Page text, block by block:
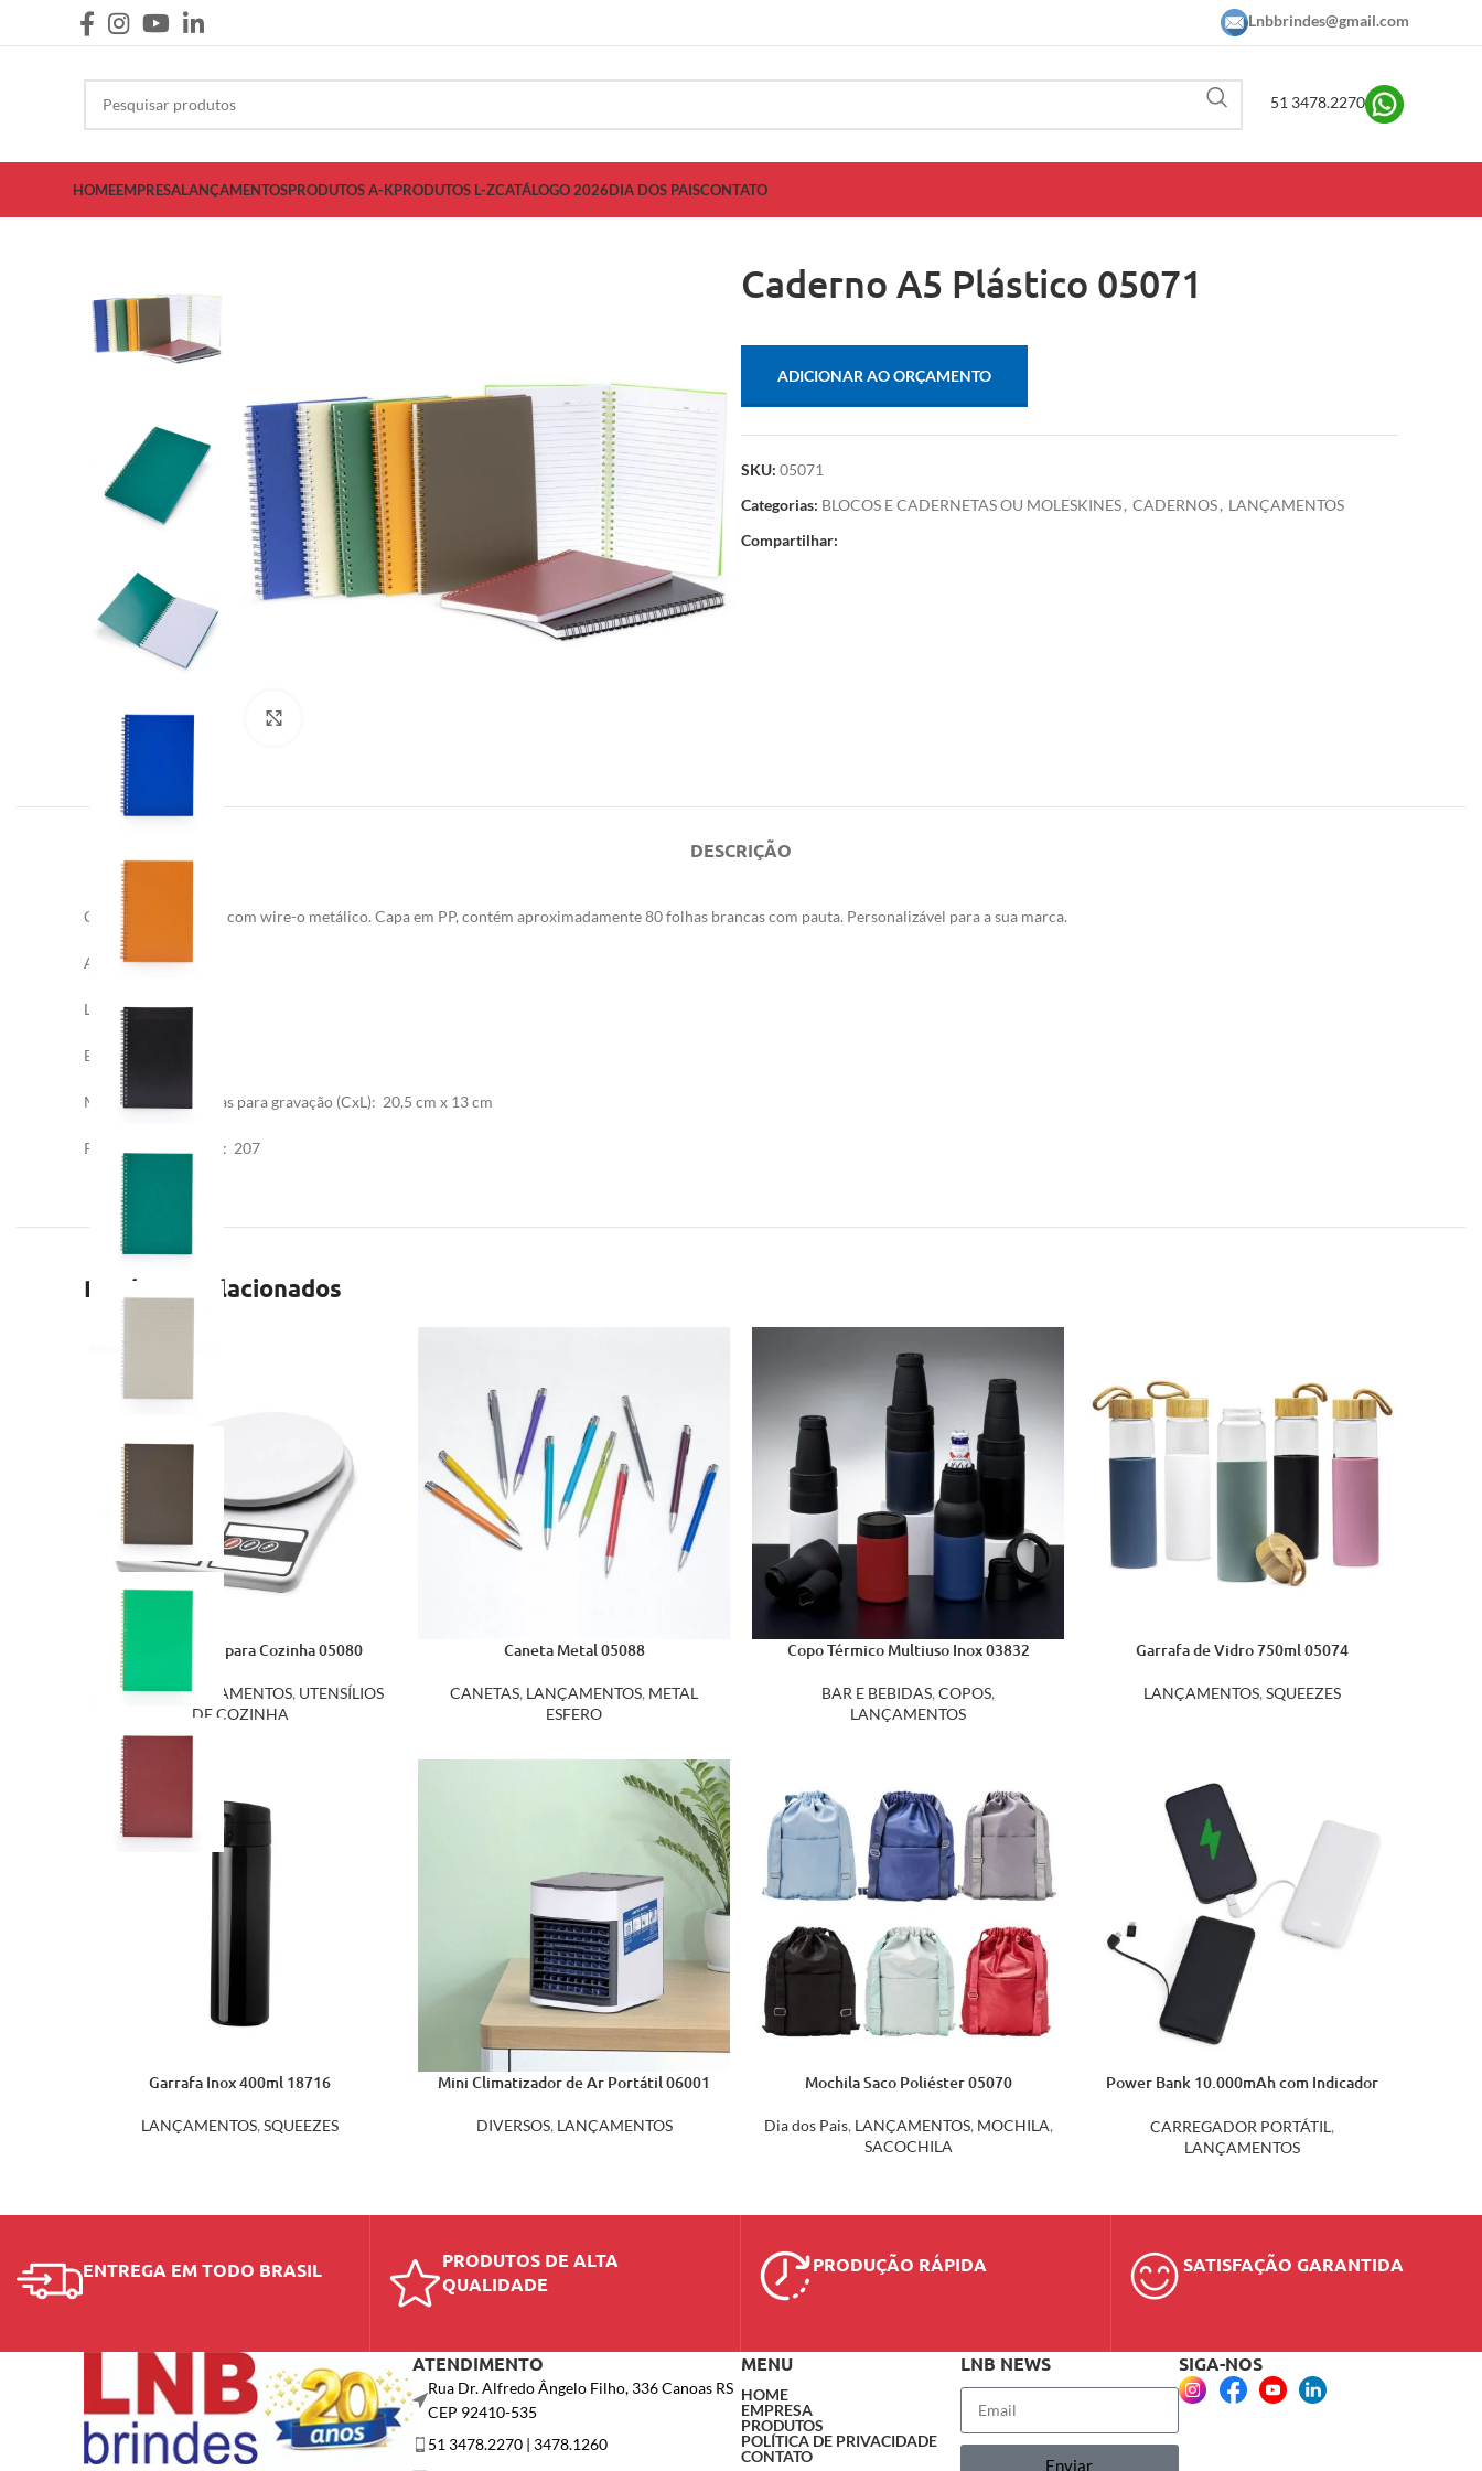
Lnbbrindes@gmail.com
51 3478.2270
HOMEEMPRESALANÇAMENTOSPRODUTOS A-KPRODUTOS L-ZCATÁLOGO 2026DIA DOS PAISCONTATO
Caderno A5 Plástico 05071
ADICIONAR AO ORÇAMENTO
SKU: 05071
Categorias: BLOCOS E CADERNETAS OU MOLESKINES, CADERNOS, LANÇAMENTOS
Compartilhar:
DESCRIÇÃO
Caderno A5 plástico com wire-o metálico. Capa em PP, contém aproximadamente 80 folhas brancas com pauta. Personalizável para a sua marca.
Altura: 21,2 cm
Largura: 15 cm
Espessura
Medidas aproximadas para gravação (CxL): 20,5 cm x 13 cm
Peso aproximado (g): 207
Produtos relacionados
Balança Digital para Cozinha 05080
COZINHA,LANÇAMENTOS, UTENSÍLIOS
DE COZINHA
Caneta Metal 05088
CANETAS, LANÇAMENTOS, METAL
ESFERO
Copo Térmico Multiuso Inox 03832
BAR E BEBIDAS, COPOS,
LANÇAMENTOS
Garrafa de Vidro 750ml 05074
LANÇAMENTOS, SQUEEZES
Garrafa Inox 400ml 18716
LANÇAMENTOS, SQUEEZES
Mini Climatizador de Ar Portátil 06001
DIVERSOS, LANÇAMENTOS
Mochila Saco Poliéster 05070
Dia dos Pais, LANÇAMENTOS, MOCHILA,
SACOCHILA
Power Bank 10.000mAh com Indicador
CARREGADOR PORTÁTIL,
LANÇAMENTOS
ENTREGA EM TODO BRASIL
PRODUTOS DE ALTA
QUALIDADE
PRODUÇÃO RÁPIDA SATISFAÇÃO GARANTIDA
ATENDIMENTO
Rua Dr. Alfredo Ângelo Filho, 336 Canoas RS
CEP 92410-535
51 3478.2270 | 3478.1260
MENU
HOME
EMPRESA
PRODUTOS
POLÍTICA DE PRIVACIDADE
CONTATO
LNB NEWS
Enviar
SIGA-NOS